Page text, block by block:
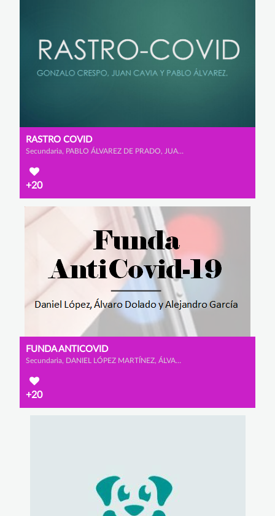
RASTRO COVID
Secundaria, PABLO ÁLVAREZ DE PRADO, JUAN CAVIA BELDA y GONZALO CRESPO RODRÍGUEZ
+20
FUNDA ANTICOVID
Secundaria, DANIEL LÓPEZ MARTÍNEZ, ÁLVARO DOLADO MONTERO y ALEJANDRO GARCÍA CALAMARDO
+20